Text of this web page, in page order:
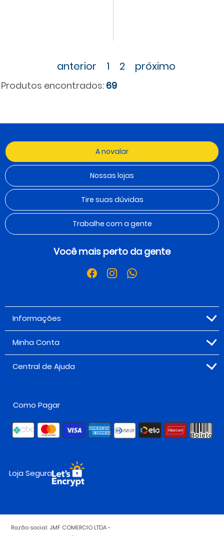
anterior 1 2 próximo
Produtos encontrados: 69
A novalar
Nossas lojas
Tire suas dúvidas
Trabalhe com a gente
Você mais perto da gente
Informações
Minha Conta
Central de Ajuda
Como Pagar
Loja Segura
Razão social: JMF COMERCIO LTDA -